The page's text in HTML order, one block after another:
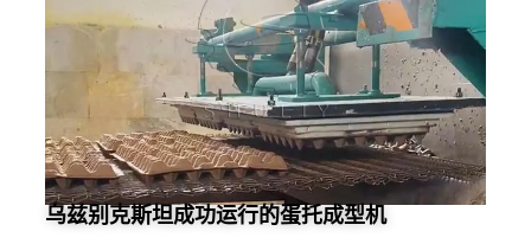
乌兹别克斯坦成功运行的蛋托成型机